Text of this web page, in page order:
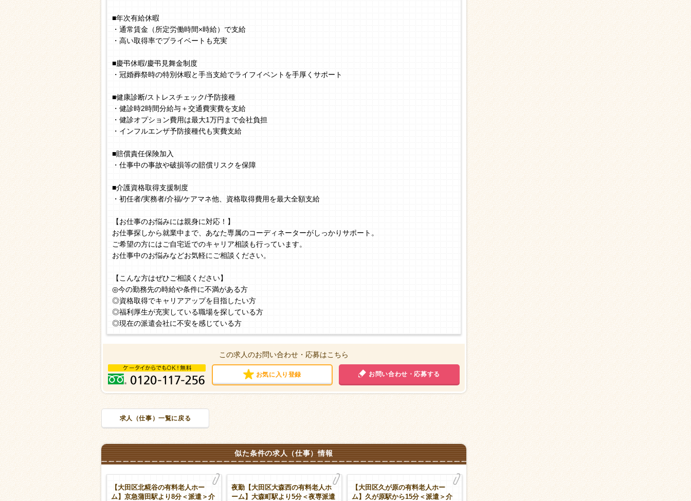
■年次有給休暇
・通常賃金（所定労働時間×時給）で支給
・高い取得率でプライベートも充実
■慶弔休暇/慶弔見舞金制度
・冠婚葬祭時の特別休暇と手当支給でライフイベントを手厚くサポート
■健康診断/ストレスチェック/予防接種
・健診時2時間分給与＋交通費実費を支給
・健診オプション費用は最大1万円まで会社負担
・インフルエンザ予防接種代も実費支給
■賠償責任保険加入
・仕事中の事故や破損等の賠償リスクを保障
■介護資格取得支援制度
・初任者/実務者/介福/ケアマネ他、資格取得費用を最大全額支給
【お仕事のお悩みには親身に対応！】
お仕事探しから就業中まで、あなた専属のコーディネーターがしっかりサポート。
ご希望の方にはご自宅近でのキャリア相談も行っています。
お仕事中のお悩みなどお気軽にご相談ください。
【こんな方はぜひご相談ください】
◎今の勤務先の時給や条件に不満がある方
◎資格取得でキャリアアップを目指したい方
◎福利厚生が充実している職場を探している方
◎現在の派遣会社に不安を感じている方
この求人のお問い合わせ・応募はこちら
お気に入り登録 お問い合わせ・応募する
求人（仕事）一覧に戻る
似た条件の求人（仕事）情報
【大田区北糀谷の有料老人ホー
ム】京急蒲田駅より8分＜派遣＞介
夜勤【大田区大森西の有料老人ホ
ーム】大森町駅より5分＜夜専派遣
【大田区久が原の有料老人ホー
ム】久が原駅から15分＜派遣＞介